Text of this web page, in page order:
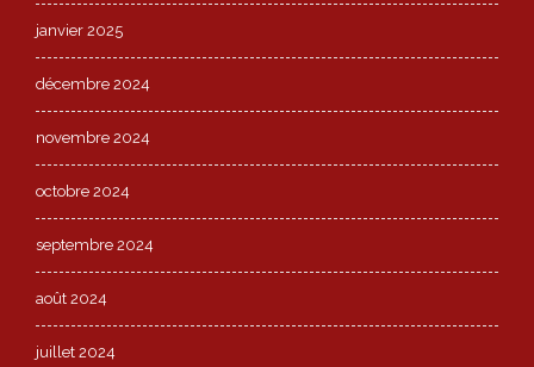
janvier 2025
décembre 2024
novembre 2024
octobre 2024
septembre 2024
août 2024
juillet 2024